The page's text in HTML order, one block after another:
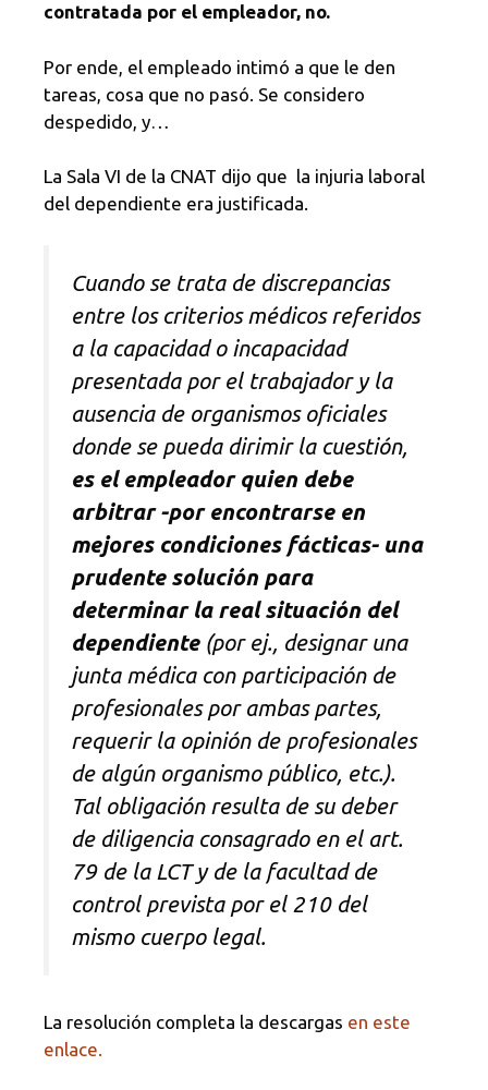
contratada por el empleador, no.
Por ende, el empleado intimó a que le den
tareas, cosa que no pasó. Se considero
despedido, y…
La Sala VI de la CNAT dijo que la injuria laboral
del dependiente era justificada.
Cuando se trata de discrepancias
entre los criterios médicos referidos
a la capacidad o incapacidad
presentada por el trabajador y la
ausencia de organismos oficiales
donde se pueda dirimir la cuestión,
es el empleador quien debe
arbitrar -por encontrarse en
mejores condiciones fácticas- una
prudente solución para
determinar la real situación del
dependiente(por ej., designar una
junta médica con participación de
profesionales por ambas partes,
requerir la opinión de profesionales
de algún organismo público, etc.).
Tal obligación resulta de su deber
de diligencia consagrado en el art.
79 de la LCT y de la facultad de
control prevista por el 210 del
mismo cuerpo legal.
La resolución completa la descargas en este
enlace.